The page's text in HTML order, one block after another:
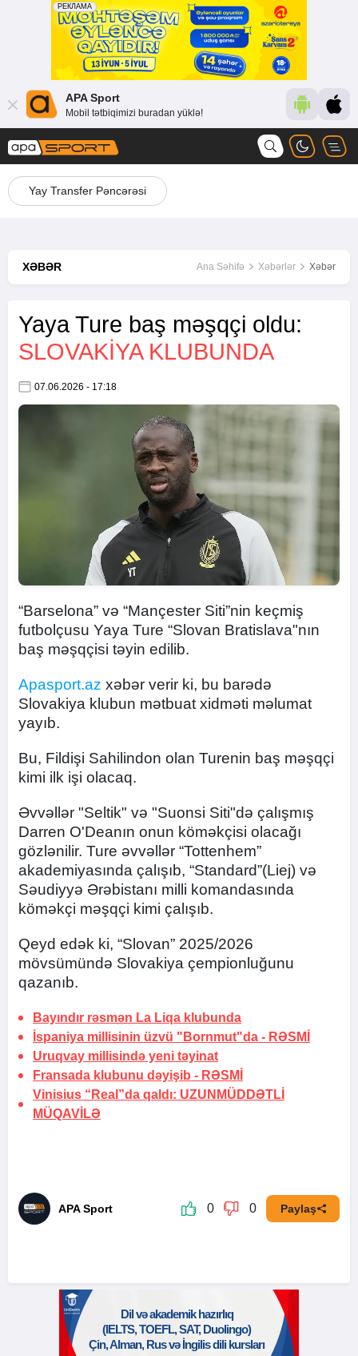
APA Sport
Mobil tətbiqimizi buradan yüklə!
Yay Transfer Pəncərəsi
XƏBƏR Ana Səhifə Xəbərlər Xəbər
Yaya Ture baş məşqçi oldu:
SLOVAKIYA KLUBUNDA
07.06.2026 - 17:18
“Barselona” və “Mançester Siti”nin keçmiş
futbolçusu Yaya Ture “Slovan Bratislava"nın
baş məşqçisi təyin edilib.
Apasport.az xəbər verir ki, bu barədə
Slovakiya klubun mətbuat xidməti məlumat
yayıb.
Bu, Fildişi Sahilindon olan Turenin baş məşqçi
kimi ilk işi olacaq.
Əvvəllər "Seltik" və "Suonsi Siti"də çalışmış
Darren O'Deanın onun köməkçisi olacağı
gözlənilir. Ture əvvəllər “Tottenhem”
akademiyasında çalışıb, “Standard”(Liej) və
Səudiyyə Ərəbistanı milli komandasında
köməkçi məşqçi kimi çalışıb.
Qeyd edək ki, “Slovan” 2025/2026
mövsümündə Slovakiya çempionluğunu
qazanıb.
Bayındır rəsmən La Liqa klubunda
İspaniya millisinin üzvü "Bornmut"da - RƏSMİ
Uruqvay millisində yeni təyinat
Fransada klubunu dəyişib - RƏSMİ
Vinisius “Real”da qaldı: UZUNMÜDDƏTLİ
MÜQAVİLƏ
APA Sport 0 0 Paylaş